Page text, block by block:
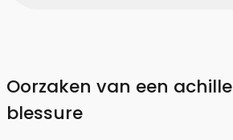
Oorzaken van een
blessure